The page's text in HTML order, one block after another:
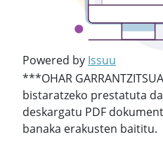
Powered by Issuu
***OHAR
bistaratzeko prestatuta
deskargatu PDF
banaka erakusten baititu.